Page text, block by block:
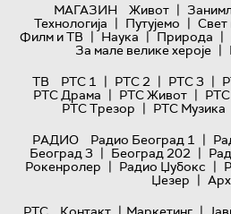
МАГАЗИН
Живот |
Технологијa | Путујемо | Свет
Филм и ТВ | Наука | Природа |
За мале велике хероје |
ТВ
РТС 1 | РТС 2 | РТС 3 |
РТС Драма | РТС Живот |
РТС Трезор | РТС Музика
РАДИО
Радио Београд 1 |
Београд 3 | Београд 202 |
Рокенролер | Радио Џубокс |
Џезер |